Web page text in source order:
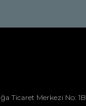
Ticaret Merkezi No: